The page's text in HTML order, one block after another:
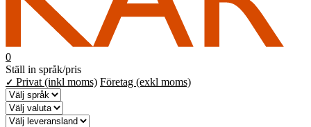
0
Ställ in språk/pris
✓ Privat (inkl moms) Företag (exkl moms)